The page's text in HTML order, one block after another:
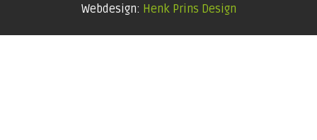
Webdesign: Henk Prins Design